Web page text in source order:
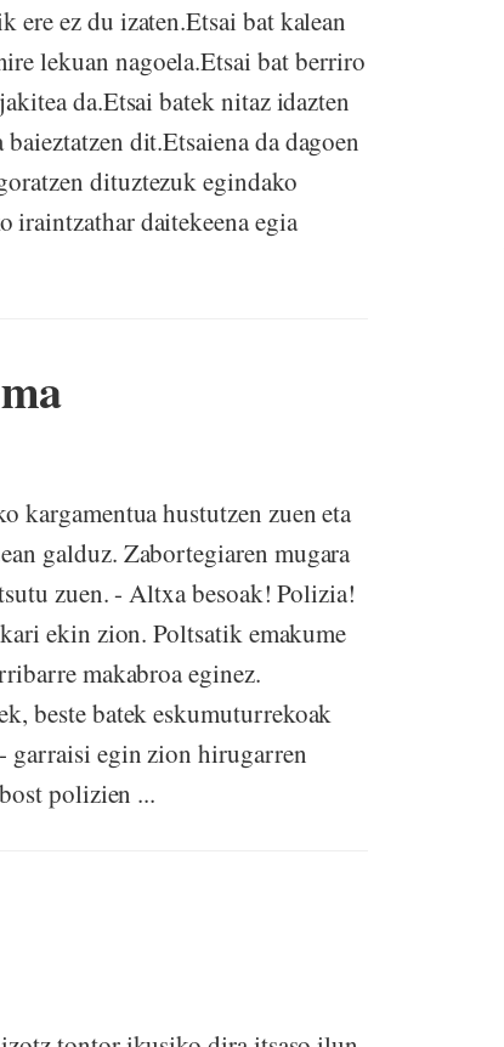
ez du izaten.Etsai bat kalean
lekuan nagoela.Etsai bat berriro
da.Etsai batek nitaz idazten
dit.Etsaiena da dagoen
dituztezuk egindako
iraintzathar daitekeena egia
kargamentua hustutzen zuen eta
galduz. Zabortegiaren mugara
zuen. - Altxa besoak! Polizia!
ekin zion. Poltsatik emakume
makabroa eginez.
beste batek eskumuturrekoak
garraisi egin zion hirugarren
polizien ...